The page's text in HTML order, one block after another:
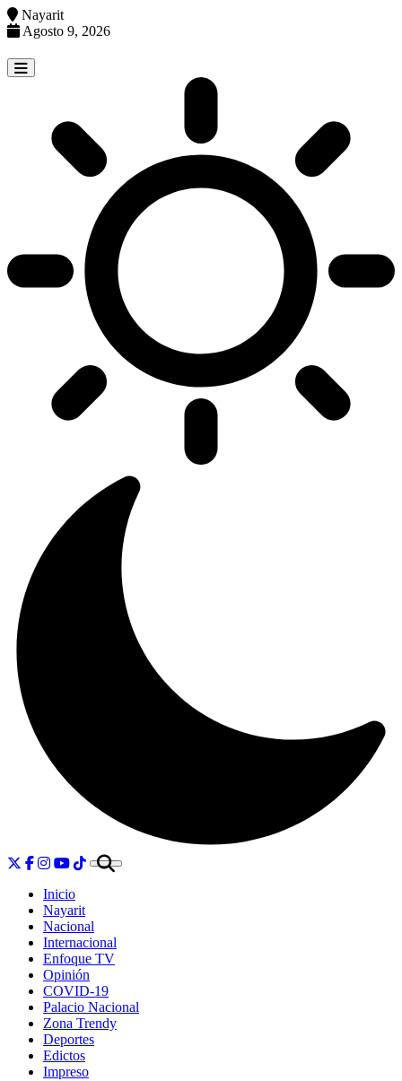
Nayarit
Agosto 9, 2026
to
content
Inicio
Nayarit
Nacional
Internacional
Enfoque TV
Opinión
COVID-19
Palacio Nacional
Zona Trendy
Deportes
Edictos
Impreso